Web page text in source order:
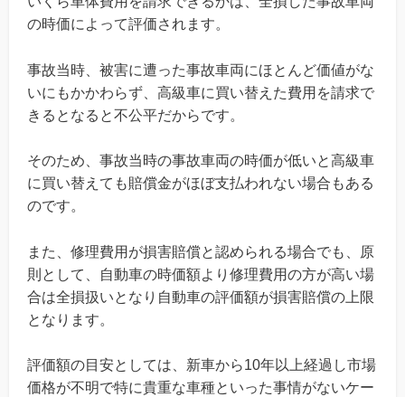
の時価によって評価されます。
事故当時、被害に遭った事故車両にほとんど価値がな
いにもかかわらず、高級車に買い替えた費用を請求で
きるとなると不公平だからです。
そのため、事故当時の事故車両の時価が低いと高級車
に買い替えても賠償金がほぼ支払われない場合もある
のです。
また、修理費用が損害賠償と認められる場合でも、原
則として、自動車の時価額より修理費用の方が高い場
合は全損扱いとなり自動車の評価額が損害賠償の上限
となります。
評価額の目安としては、新車から10年以上経過し市場
価格が不明で特に貴重な車種といった事情がないケー